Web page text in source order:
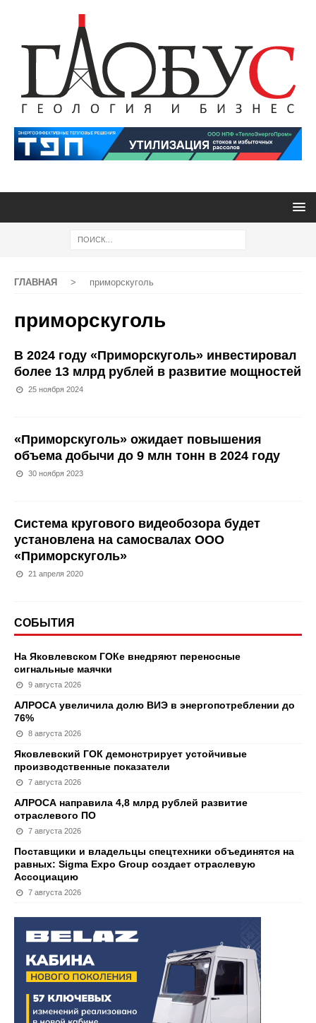
ГЛАВНАЯ > приморскуголь
приморскуголь
В 2024 году «Приморскуголь» инвестировал
более 13 млрд рублей в развитие мощностей
25 ноября 2024
«Приморскуголь» ожидает повышения
объема добычи до 9 млн тонн в 2024 году
30 ноября 2023
Система кругового видеобозора будет
установлена на самосвалах ООО
«Приморскуголь»
21 апреля 2020
СОБЫТИЯ
На Яковлевском ГОКе внедряют переносные
сигнальные маячки
9 августа 2026
АЛРОСА увеличила долю ВИЭ в энергопотреблении до
76%
8 августа 2026
Яковлевский ГОК демонстрирует устойчивые
производственные показатели
7 августа 2026
АЛРОСА направила 4,8 млрд рублей развитие
отраслевого ПО
7 августа 2026
Поставщики и владельцы спецтехники объединятся на
равных: Sigma Expo Group создает отраслевую
Ассоциацию
7 августа 2026